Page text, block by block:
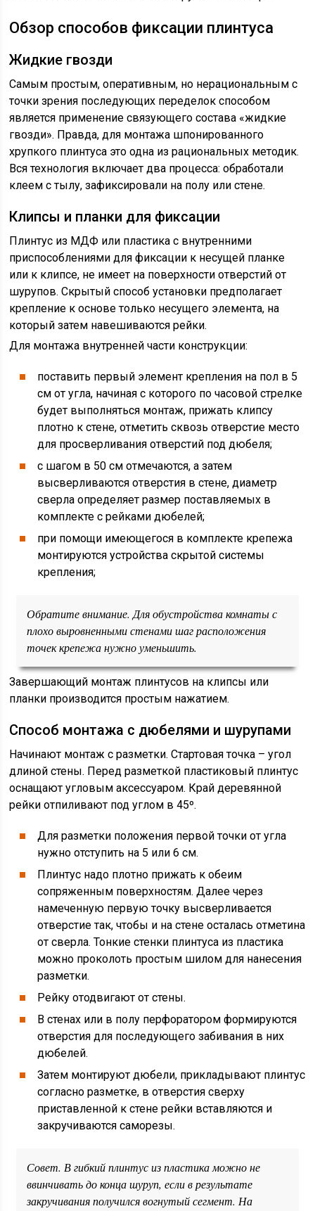
Обзор способов фиксации плинтуса
Жидкие гвозди
Самым простым, оперативным, но нерациональным с
точки зрения последующих переделок способом
является применение связующего состава «жидкие
гвозди». Правда, для монтажа шпонированного
хрупкого плинтуса это одна из рациональных методик.
Вся технология включает два процесса: обработали
клеем с тылу, зафиксировали на полу или стене.
Клипсы и планки для фиксации
Плинтус из МДФ или пластика с внутренними
приспособлениями для фиксации к несущей планке
или к клипсе, не имеет на поверхности отверстий от
шурупов. Скрытый способ установки предполагает
крепление к основе только несущего элемента, на
который затем навешиваются рейки.
Для монтажа внутренней части конструкции:
поставить первый элемент крепления на пол в 5
см от угла, начиная с которого по часовой стрелке
будет выполняться монтаж, прижать клипсу
плотно к стене, отметить сквозь отверстие место
для просверливания отверстий под дюбеля;
с шагом в 50 см отмечаются, а затем
высверливаются отверстия в стене, диаметр
сверла определяет размер поставляемых в
комплекте с рейками дюбелей;
при помощи имеющегося в комплекте крепежа
монтируются устройства скрытой системы
крепления;
Обратите внимание. Для обустройства комнаты с
плохо выровненными стенами шаг расположения
точек крепежа нужно уменьшить.
Завершающий монтаж плинтусов на клипсы или
планки производится простым нажатием.
Способ монтажа с дюбелями и шурупами
Начинают монтаж с разметки. Стартовая точка – угол
длиной стены. Перед разметкой пластиковый плинтус
оснащают угловым аксессуаром. Край деревянной
рейки отпиливают под углом в 45º.
Для разметки положения первой точки от угла
нужно отступить на 5 или 6 см.
Плинтус надо плотно прижать к обеим
сопряженным поверхностям. Далее через
намеченную первую точку высверливается
отверстие так, чтобы и на стене осталась отметина
от сверла. Тонкие стенки плинтуса из пластика
можно проколоть простым шилом для нанесения
разметки.
Рейку отодвигают от стены.
В стенах или в полу перфоратором формируются
отверстия для последующего забивания в них
дюбелей.
Затем монтируют дюбели, прикладывают плинтус
согласно разметке, в отверстия сверху
приставленной к стене рейки вставляются и
закручиваются саморезы.
Совет. В гибкий плинтус из пластика можно не
ввинчивать до конца шуруп, если в результате
закручивания получился вогнутый сегмент. На